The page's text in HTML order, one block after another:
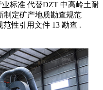
标准 代替DZT 中高岭土耐
制定矿产地质勘查规范
范性引用文件 13 勘查 .